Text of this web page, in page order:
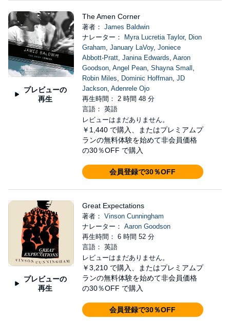
プレビューの
再生
The Amen Corner
著者： James Baldwin
ナレーター：
Myra Lucretia Taylor, Dion
Graham, January LaVoy, Joniece
Abbott-Pratt, Janina Edwards, Aaron
Goodson, Angel Pean, Shayna Small ,
Robin Miles, Dominic Hoffman, JD
Jackson, Adenrele Ojo
再生時間： 2 時間 48 分
言語： 英語
レビューはまだありません。
￥1,440 で購入、またはプレミアムプ
ランの無料体験を始めて非会員価格
の30％OFF で購入
会員登録で30％OFF
プレビューの
再生
Great Expectations
著者： Vinson Cunningham
ナレーター： Aaron Goodson
再生時間： 6 時間 52 分
言語： 英語
レビューはまだありません。
￥3,210 で購入、またはプレミアムプ
ランの無料体験を始めて非会員価格
の30％OFF で購入
会員登録で30％OFF